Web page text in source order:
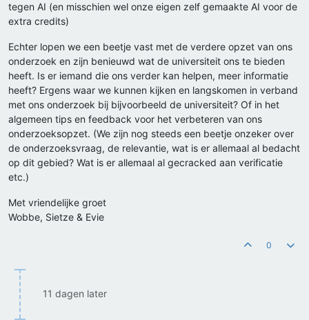
tegen AI (en misschien wel onze eigen zelf gemaakte AI voor de
extra credits)
Echter lopen we een beetje vast met de verdere opzet van ons
onderzoek en zijn benieuwd wat de universiteit ons te bieden
heeft. Is er iemand die ons verder kan helpen, meer informatie
heeft? Ergens waar we kunnen kijken en langskomen in verband
met ons onderzoek bij bijvoorbeeld de universiteit? Of in het
algemeen tips en feedback voor het verbeteren van ons
onderzoeksopzet. (We zijn nog steeds een beetje onzeker over
de onderzoeksvraag, de relevantie, wat is er allemaal al bedacht
op dit gebied? Wat is er allemaal al gecracked aan verificatie
etc.)
Met vriendelijke groet
Wobbe, Sietze & Evie
0
11 dagen later